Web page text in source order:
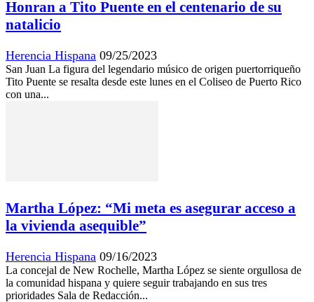
Honran a Tito Puente en el centenario de su
natalicio
Herencia Hispana 09/25/2023
San Juan La figura del legendario músico de origen puertorriqueño
Tito Puente se resalta desde este lunes en el Coliseo de Puerto Rico
con una...
Martha López: “Mi meta es asegurar acceso a
la vivienda asequible”
Herencia Hispana 09/16/2023
La concejal de New Rochelle, Martha López se siente orgullosa de
la comunidad hispana y quiere seguir trabajando en sus tres
prioridades Sala de Redacción...